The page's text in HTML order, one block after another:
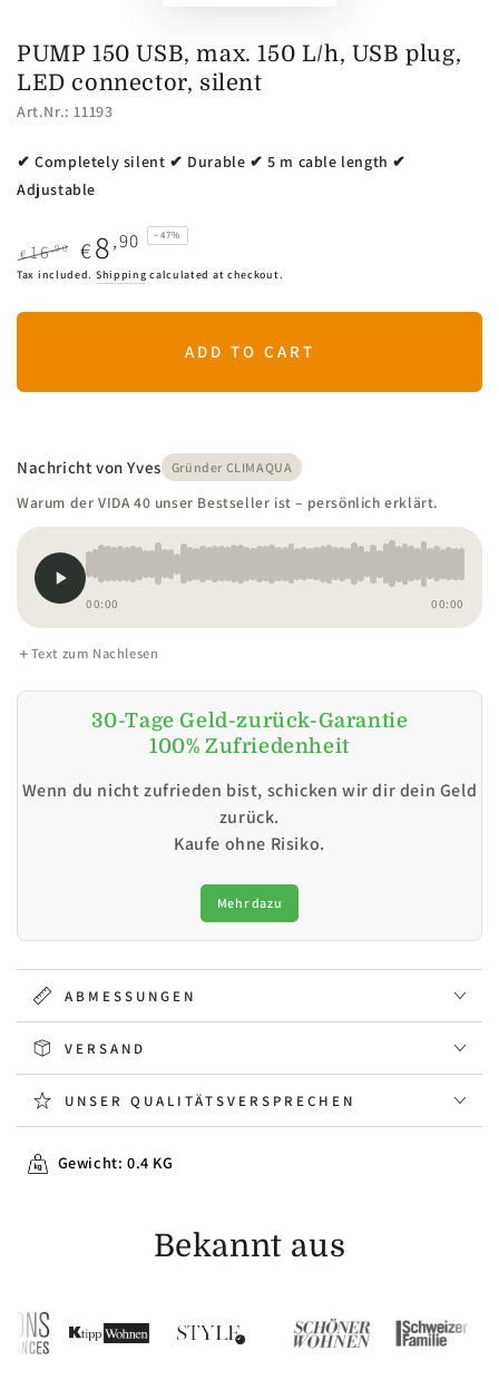
PUMP 150 USB, max. 150 L/h, USB plug,
LED connector, silent
Art.Nr.: 11193
✔ Completely silent ✔ Durable ✔ 5 m cable length ✔
Adjustable
Regular
€ 16,90
Sale
€8,90 –47%
Tax included. Shipping calculated at checkout.
ADD TO CART
Nachricht von Yves Gründer CLIMAQUA
Warum der VIDA 40 unser Bestseller ist – persönlich erklärt.
00:00 00:00
Text zum Nachlesen
30-Tage Geld-zurück-Garantie
100% Zufriedenheit
Wenn du nicht zufrieden bist, schicken wir dir dein Geld
zurück.
Kaufe ohne Risiko.
Mehr dazu
ABMESSUNGEN
VERSAND
UNSER QUALITÄTSVERSPRECHEN
Gewicht: 0.4 KG
Bekannt aus